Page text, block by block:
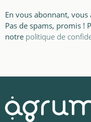
En vous abonnant,
Pas de spams, promis !
notre politique de